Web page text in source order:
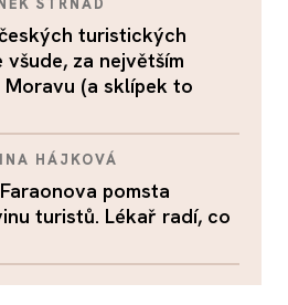
STRNAD
turistických
za největším
Moravu (a sklípek to
HÁJKOVÁ
pomsta
turistů. Lékař radí, co